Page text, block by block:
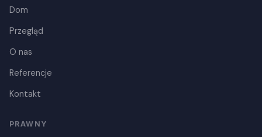
Dom
Przegląd
O nas
Referencje
Kontakt
PRAWNY